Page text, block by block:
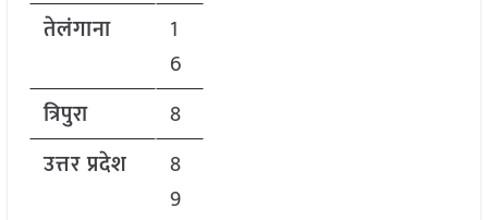
तेलंगाना
1
6
त्रिपुरा
8
उत्तर प्रदेश
8
9